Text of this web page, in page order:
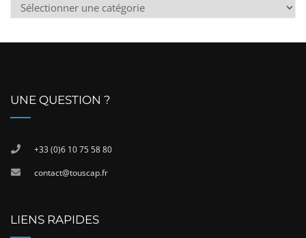
UNE QUESTION ?
+33 (0)6 10 75 58 80
contact@touscap.fr
LIENS RAPIDES